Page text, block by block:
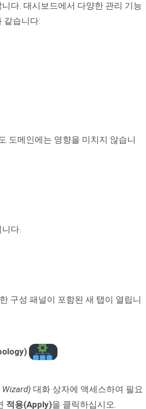
다. 대시보드에서 다양한 관리 기능
같습니다:
도메인에는 영향을 미치지 않습니
다.
구성 패널이 포함된 새 탭이 열립니
대화 상자에 액세스하여 필요
적용(Apply)을 클릭하십시오.